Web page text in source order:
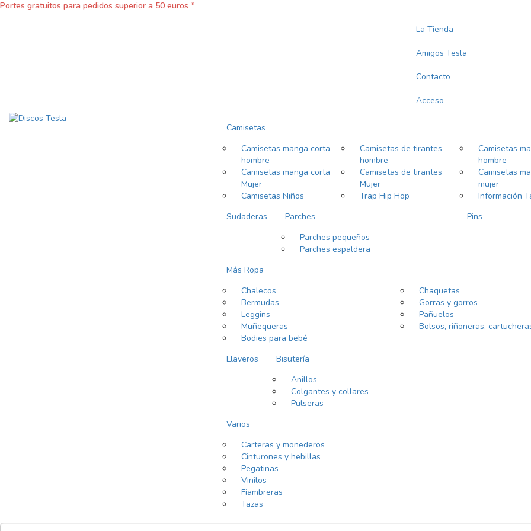
Portes gratuitos para pedidos superior a 50 euros *
La Tienda
Amigos Tesla
Contacto
Acceso
Camisetas
Camisetas manga corta
hombre
Camisetas de tirantes
hombre
Camisetas
hombre
Camisetas manga corta
Mujer
Camisetas de tirantes
Mujer
Camisetas
mujer
Camisetas Niños
Trap Hip Hop
Información
Sudaderas
Parches
Parches pequeños
Parches espaldera
Pins
Más Ropa
Chalecos
Chaquetas
Bermudas
Gorras y gorros
Leggins
Pañuelos
Muñequeras
Bolsos, riñoneras,
Bodies para bebé
Llaveros
Bisutería
Anillos
Colgantes y collares
Pulseras
Varios
Carteras y monederos
Cinturones y hebillas
Pegatinas
Vinilos
Fiambreras
Tazas